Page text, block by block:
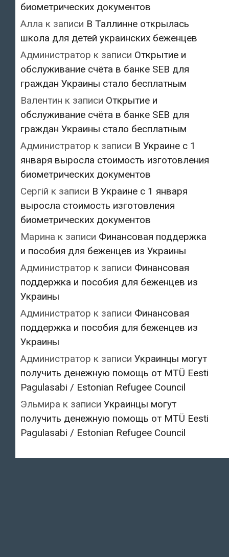
биометрических документов
Алла к записи В Таллинне открылась
школа для детей украинских беженцев
Администратор к записи Открытие и
обслуживание счёта в банке SEB для
граждан Украины стало бесплатным
Валентин к записи Открытие и
обслуживание счёта в банке SEB для
граждан Украины стало бесплатным
Администратор к записи В Украине с 1
января выросла стоимость изготовления
биометрических документов
Сергій к записи В Украине с 1 января
выросла стоимость изготовления
биометрических документов
Марина к записи Финансовая поддержка
и пособия для беженцев из Украины
Администратор к записи Финансовая
поддержка и пособия для беженцев из
Украины
Администратор к записи Финансовая
поддержка и пособия для беженцев из
Украины
Администратор к записи Украинцы могут
получить денежную помощь от MTÜ Eesti
Pagulasabi / Estonian Refugee Council
Эльмира к записи Украинцы могут
получить денежную помощь от MTÜ Eesti
Pagulasabi / Estonian Refugee Council